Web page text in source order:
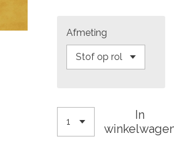
Afmeting
In